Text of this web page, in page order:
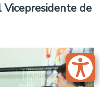
Vicepresidente de